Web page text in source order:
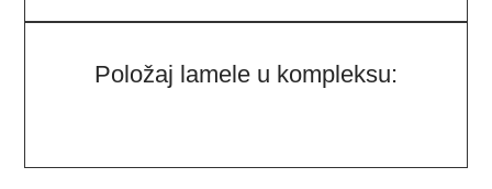
Položaj lamele u kompleksu: